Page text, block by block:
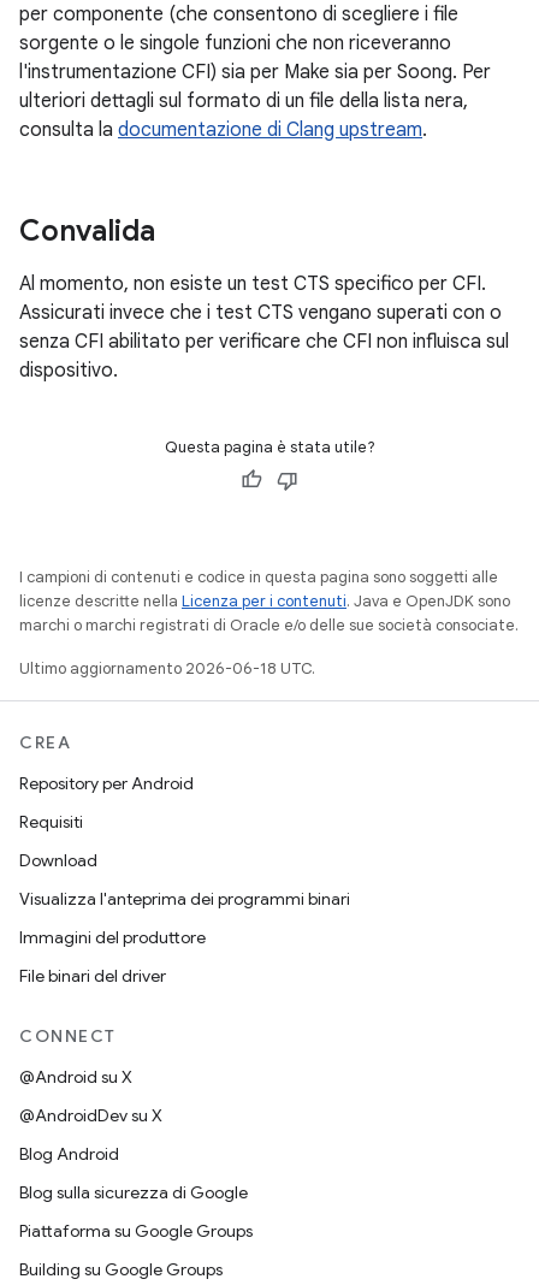
per componente (che consentono di scegliere i file
sorgente o le singole funzioni che non riceveranno
l'instrumentazione CFI) sia per Make sia per Soong. Per
ulteriori dettagli sul formato di un file della lista nera,
consulta la documentazione di Clang upstream.
Convalida
Al momento, non esiste un test CTS specifico per CFI.
Assicurati invece che i test CTS vengano superati con o
senza CFI abilitato per verificare che CFI non influisca sul
dispositivo.
Questa pagina è stata utile?
I campioni di contenuti e codice in questa pagina sono soggetti alle
licenze descritte nella Licenza per i contenuti. Java e OpenJDK sono
marchi o marchi registrati di Oracle e/o delle sue società consociate.
Ultimo aggiornamento 2026-06-18 UTC.
CREA
Repository per Android
Requisiti
Download
Visualizza l'anteprima dei programmi binari
Immagini del produttore
File binari del driver
CONNECT
@Android su X
@AndroidDev su X
Blog Android
Blog sulla sicurezza di Google
Piattaforma su Google Groups
Building su Google Groups